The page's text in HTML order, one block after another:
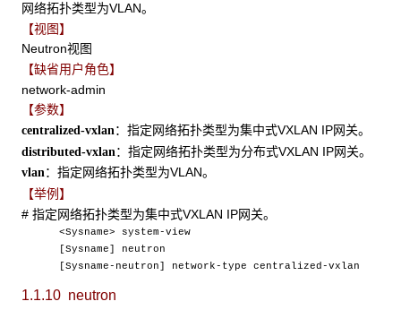
网络拓扑类型为VLAN。
【视图】
Neutron视图
【缺省用户角色】
network-admin
【参数】
centralized-vxlan：指定网络拓扑类型为集中式VXLAN IP网关。
distributed-vxlan ：指定网络拓扑类型为分布式VXLAN IP网关。
vlan：指定网络拓扑类型为VLAN。
【举例】
# 指定网络拓扑类型为集中式VXLAN IP网关。
<Sysname> system-view
[Sysname] neutron
[Sysname-neutron] network-type centralized-vxlan
1.1.10 neutron